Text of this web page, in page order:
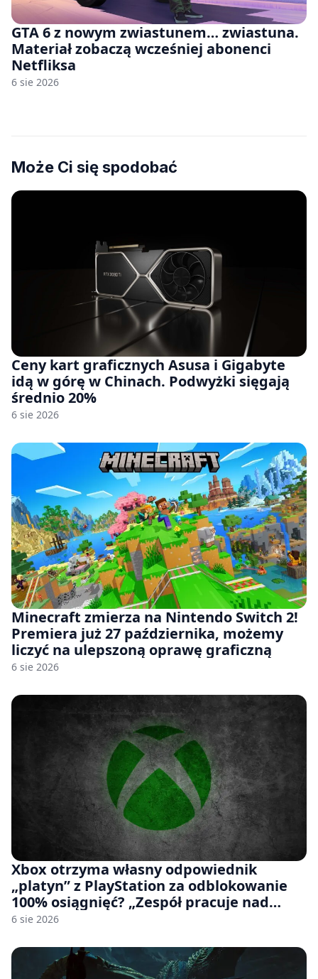
GTA 6 z nowym zwiastunem… zwiastuna.
Materiał zobaczą wcześniej abonenci
Netfliksa
6 sie 2026
Może Ci się spodobać
Ceny kart graficznych Asusa i Gigabyte
idą w górę w Chinach. Podwyżki sięgają
średnio 20%
6 sie 2026
Minecraft zmierza na Nintendo Switch 2!
Premiera już 27 października, możemy
liczyć na ulepszoną oprawę graficzną
6 sie 2026
Xbox otrzyma własny odpowiednik
„platyn” z PlayStation za odblokowanie
100% osiągnięć? „Zespół pracuje nad
czymś, co ma się pojawić jeszcze w tym
6 sie 2026